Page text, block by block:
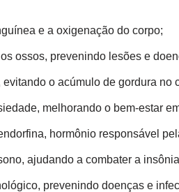
e a oxigenação do corpo;
ossos, prevenindo lesões e
o acúmulo de gordura no
melhorando o bem-estar
hormônio responsável
ajudando a combater a
prevenindo doenças e